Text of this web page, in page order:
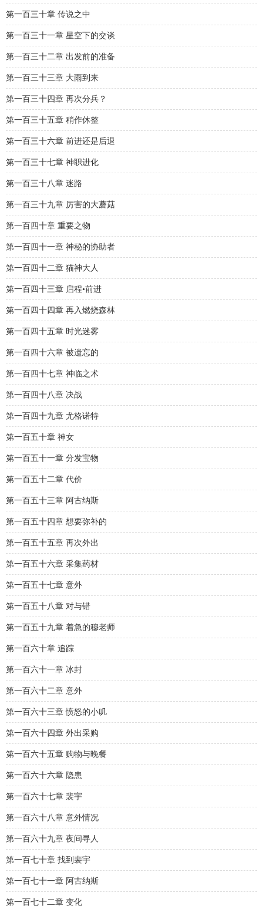
第一百三十章 传说之中
第一百三十一章 星空下的交谈
第一百三十二章 出发前的准备
第一百三十三章 大雨到来
第一百三十四章 再次分兵？
第一百三十五章 稍作休整
第一百三十六章 前进还是后退
第一百三十七章 神职进化
第一百三十八章 迷路
第一百三十九章 厉害的大蘑菇
第一百四十章 重要之物
第一百四十一章 神秘的协助者
第一百四十二章 猫神大人
第一百四十三章 启程•前进
第一百四十四章 再入燃烧森林
第一百四十五章 时光迷雾
第一百四十六章 被遗忘的
第一百四十七章 神临之术
第一百四十八章 决战
第一百四十九章 尤格诺特
第一百五十章 神女
第一百五十一章 分发宝物
第一百五十二章 代价
第一百五十三章 阿古纳斯
第一百五十四章 想要弥补的
第一百五十五章 再次外出
第一百五十六章 采集药材
第一百五十七章 意外
第一百五十八章 对与错
第一百五十九章 着急的穆老师
第一百六十章 追踪
第一百六十一章 冰封
第一百六十二章 意外
第一百六十三章 愤怒的小叽
第一百六十四章 外出采购
第一百六十五章 购物与晚餐
第一百六十六章 隐患
第一百六十七章 裴宇
第一百六十八章 意外情况
第一百六十九章 夜间寻人
第一百七十章 找到裴宇
第一百七十一章 阿古纳斯
第一百七十二章 变化